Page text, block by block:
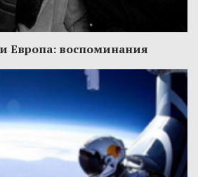
Европа: воспоминания